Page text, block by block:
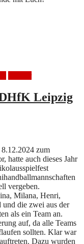
Leipzig
zum
hatte auch dieses Jahr
vergeben.
Milana, Henri,
und die zwei aus der
als ein Team an.
auf, da alle Teams
sollten. Klar war
Dazu wurden